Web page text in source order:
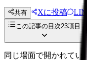
共有 Xに投稿
この記事の目次23項目
同じ場面で開かれてい